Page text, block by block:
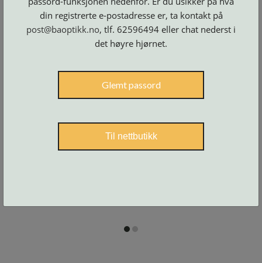
Microkluter
og
Skruer
Solbriller
Verktøy
og
tilbehør
itemitem
din registrerte e-postadresse er, ta kontakt på
post@baoptikk.no, tlf. 62596494 eller chat nederst i
det høyre hjørnet.
Glemt passord
Til nettbutikk